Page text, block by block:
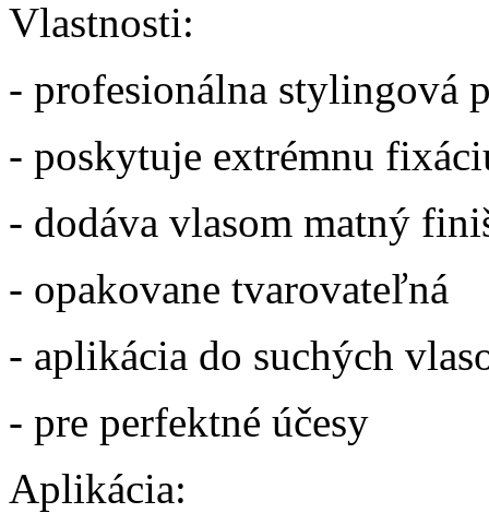
Vlastnosti:
- profesionálna stylingová
- poskytuje extrémnu
- dodáva vlasom matný
- opakovane tvarovateľná
- aplikácia do suchých
- pre perfektné účesy
Aplikácia: